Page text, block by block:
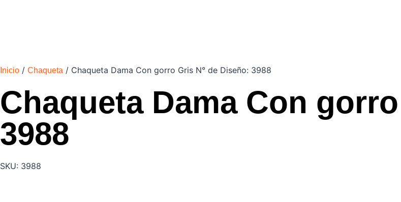
Inicio / Chaqueta / Chaqueta Dama Con gorro Gris N° de Diseño: 3988
Chaqueta Dama Con
3988
SKU: 3988